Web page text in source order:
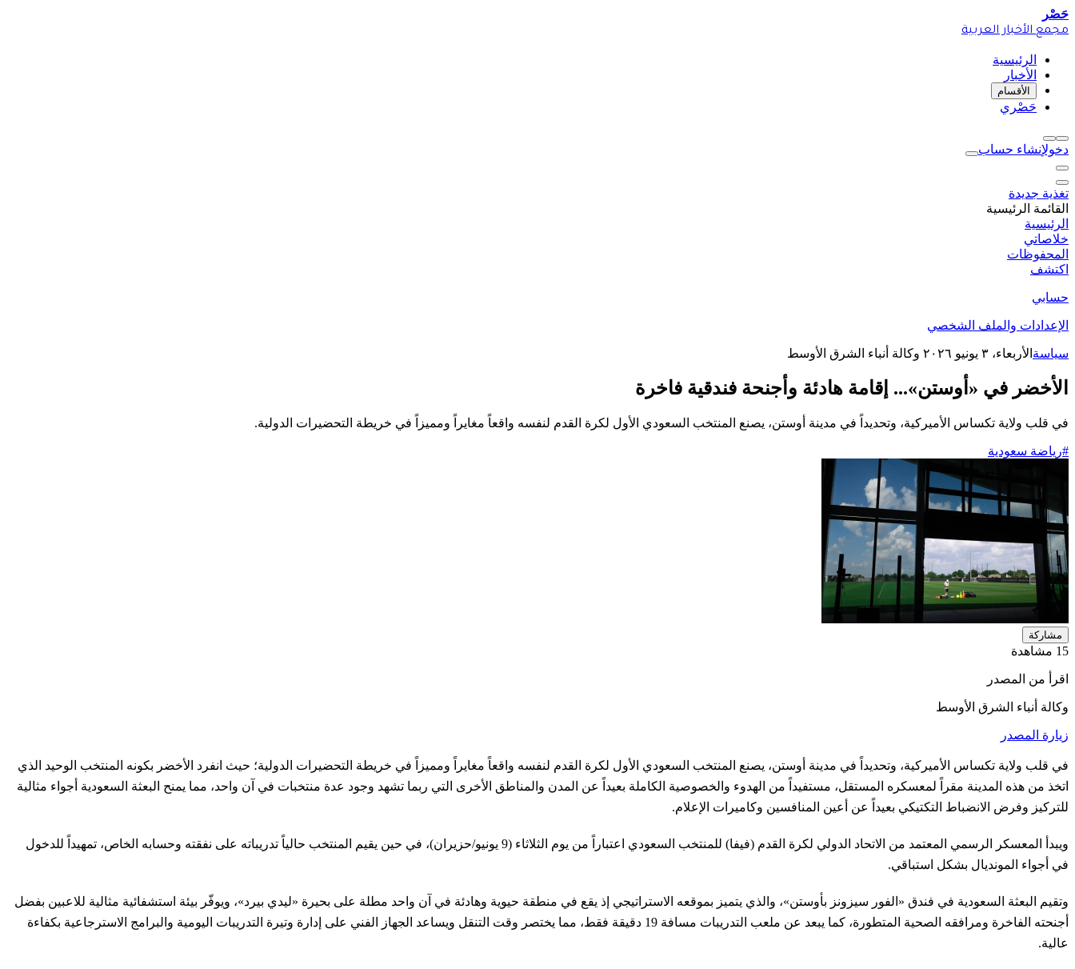
حَصْر
مجمع الأخبار العربية
الرئيسية
الأخبار
الأقسام
حَصْري
دخولإنشاء حساب
تغذية جديدة
القائمة الرئيسية
الرئيسية
خلاصاتي
المحفوظات
اكتشف
حسابي
الإعدادات والملف الشخصي
سياسة الأربعاء، ٣ يونيو ٢٠٢٦ وكالة أنباء الشرق الأوسط
الأخضر في «أوستن»... إقامة هادئة وأجنحة فندقية فاخرة
في قلب ولاية تكساس الأميركية، وتحديداً في مدينة أوستن، يصنع المنتخب السعودي الأول لكرة القدم لنفسه واقعاً مغايراً ومميزاً في خريطة التحضيرات الدولية.
#رياضة سعودية
مشاركة
15 مشاهدة
اقرأ من المصدر
وكالة أنباء الشرق الأوسط
زيارة المصدر
في قلب ولاية تكساس الأميركية، وتحديداً في مدينة أوستن، يصنع المنتخب السعودي الأول لكرة القدم لنفسه واقعاً مغايراً ومميزاً في خريطة التحضيرات الدولية؛ حيث انفرد الأخضر بكونه المنتخب الوحيد الذي
اتخذ من هذه المدينة مقراً لمعسكره المستقل، مستفيداً من الهدوء والخصوصية الكاملة بعيداً عن المدن والمناطق الأخرى التي ربما تشهد وجود عدة منتخبات في آن واحد، مما يمنح البعثة السعودية أجواء مثالية
للتركيز وفرض الانضباط التكتيكي بعيداً عن أعين المنافسين وكاميرات الإعلام.
ويبدأ المعسكر الرسمي المعتمد من الاتحاد الدولي لكرة القدم (فيفا) للمنتخب السعودي اعتباراً من يوم الثلاثاء (9 يونيو/حزيران)، في حين يقيم المنتخب حالياً تدريباته على نفقته وحسابه الخاص، تمهيداً للدخول
في أجواء المونديال بشكل استباقي.
وتقيم البعثة السعودية في فندق «الفور سيزونز بأوستن»، والذي يتميز بموقعه الاستراتيجي إذ يقع في منطقة حيوية وهادئة في آن واحد مطلة على بحيرة «ليدي بيرد»، ويوفّر بيئة استشفائية مثالية للاعبين بفضل
أجنحته الفاخرة ومرافقه الصحية المتطورة، كما يبعد عن ملعب التدريبات مسافة 19 دقيقة فقط، مما يختصر وقت التنقل ويساعد الجهاز الفني على إدارة وتيرة التدريبات اليومية والبرامج الاسترجاعية بكفاءة
عالية.